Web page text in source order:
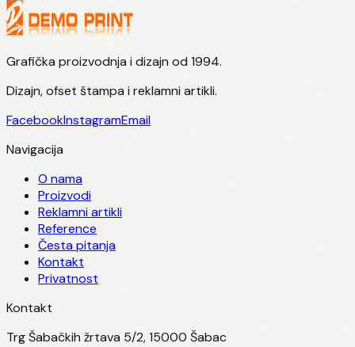
Grafička proizvodnja i dizajn od 1994.
Dizajn, ofset štampa i reklamni artikli.
FacebookInstagramEmail
Navigacija
O nama
Proizvodi
Reklamni artikli
Reference
Česta pitanja
Kontakt
Privatnost
Kontakt
Trg Šabačkih žrtava 5/2, 15000 Šabac